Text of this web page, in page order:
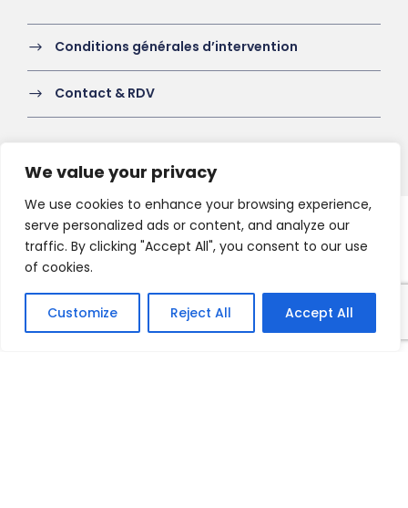
We value your privacy
We use cookies to enhance your browsing experience,
serve personalized ads or content, and analyze our
traffic. By clicking "Accept All", you consent to our use
of cookies.
Customize Reject All Accept All
Conditions générales d’intervention
Contact & RDV
Copyright 2021 HV-A, All Right Reserved